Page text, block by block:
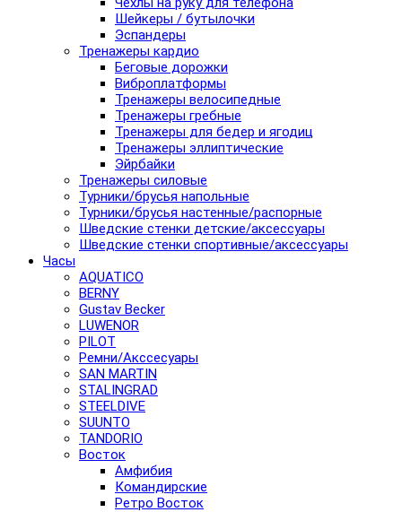
Шейкеры / бутылочки
Эспандеры
Тренажеры кардио
Беговые дорожки
Виброплатформы
Тренажеры велосипедные
Тренажеры гребные
Тренажеры для бедер и ягодиц
Тренажеры эллиптические
Эйрбайки
Тренажеры силовые
Турники/брусья напольные
Турники/брусья настенные/распорные
Шведские стенки детские/аксессуары
Шведские стенки спортивные/аксессуары
Часы
AQUATICO
BERNY
Gustav Becker
LUWENOR
PILOT
Pемни/Акссесуары
SAN MARTIN
STALINGRAD
STEELDIVE
SUUNTO
TANDORIO
Восток
Амфибия
Командирские
Ретро Восток